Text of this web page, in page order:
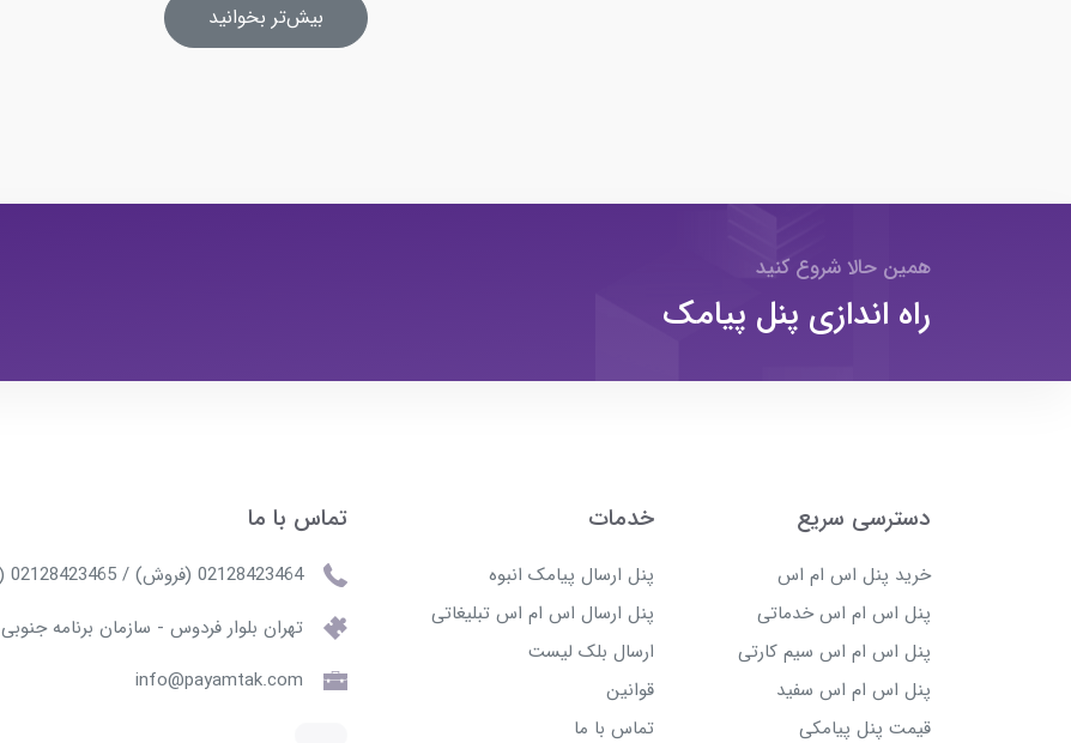
بیش‌تر بخوانید
همین حالا شروع کنید
راه اندازی پنل پیامک
دسترسی سریع
خرید پنل اس ام اس
پنل اس ام اس خدماتی
پنل اس ام اس سیم کارتی
پنل اس ام اس سفید
قیمت پنل پیامکی
خدمات
پنل ارسال پیامک انبوه
پنل ارسال اس ام اس تبلیغاتی
ارسال بلک لیست
قوانین
تماس با ما
تماس با ما
02128423464 (فروش) / 02128423465 (پشتیبانی)
تهران بلوار فردوس - سازمان برنامه جنوبی
info@payamtak.com